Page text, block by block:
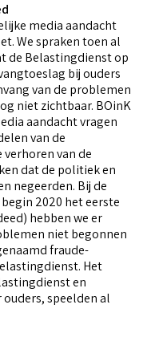
media aandacht
We spraken toen al
de Belastingdienst op
bij ouders
van de problemen
niet zichtbaar. BOinK
aandacht vragen
van de
van de
dat de politiek en
negeerden. Bij de
2020 het eerste
hebben we er
niet begonnen
fraude-
Het
en
speelden al